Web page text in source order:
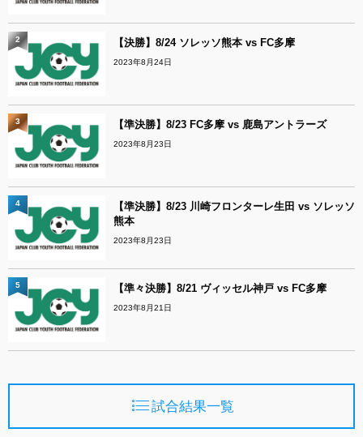
【決勝】8/24 ソレッソ熊本 vs FC多摩
2023年8月24日
2
【準決勝】8/23 FC多摩 vs 鹿島アントラーズ
2023年8月23日
3
【準決勝】8/23 川崎フロンターレ生田 vs ソレッソ
熊本
2023年8月23日
4
【準々決勝】8/21 ヴィッセル神戸 vs FC多摩
2023年8月21日
5
試合結果一覧